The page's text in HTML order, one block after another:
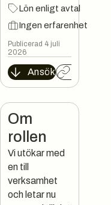
Lön enligt avtal
Ingen erfarenhet
Publicerad 4 juli
2026
Ansök
Om
rollen
Vi utökar med
en till
verksamhet
och letar nu